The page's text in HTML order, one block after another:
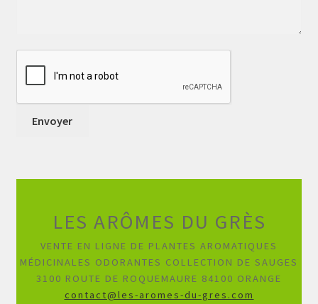
LES ARÔMES DU GRÈS
VENTE EN LIGNE DE PLANTES AROMATIQUES
MÉDICINALES ODORANTES COLLECTION DE SAUGES
3100 ROUTE DE ROQUEMAURE 84100 ORANGE
contact@les-aromes-du-gres.com